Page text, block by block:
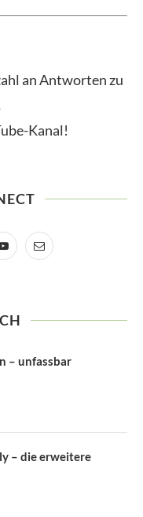
an Antworten zu
Kanal!
– unfassbar
– die erweitere